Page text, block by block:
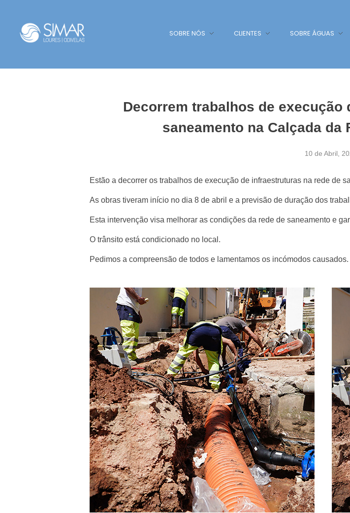
SOBRE NÓS CLIENTES SOBRE ÁGUAS
Decorrem trabalhos de
saneamento na Calçada da
10 de Abril,
Estão a decorrer os trabalhos de execução de infraestruturas na rede de
As obras tiveram início no dia 8 de abril e a previsão de duração dos
Esta intervenção visa melhorar as condições da rede de saneamento e
O trânsito está condicionado no local.
Pedimos a compreensão de todos e lamentamos os incómodos causados.